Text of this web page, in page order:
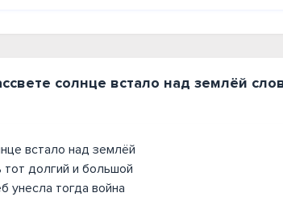
солнце встало над землёй
встало над землёй
долгий и большой
унесла тогда война